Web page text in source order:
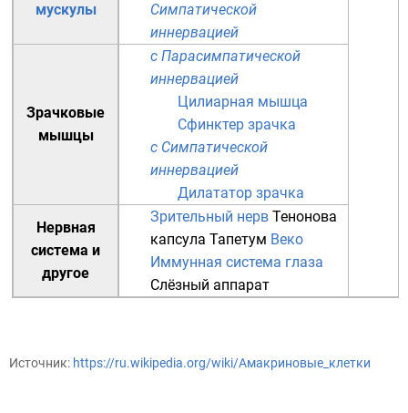
мускулы
Симпатической
иннервацией
Зрачковые
мышцы
с Парасимпатической
иннервацией
Цилиарная мышца
Сфинктер зрачка
с Симпатической
иннервацией
Дилататор зрачка
Нервная
система и
другое
Зрительный нерв Тенонова
капсула Тапетум Веко
Иммунная система глаза
Слёзный аппарат
Источник: https://ru.wikipedia.org/wiki/Амакриновые_клетки